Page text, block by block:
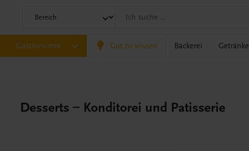
Gastronomie Gut zu wissen Bäckerei Getränke
Desserts – Konditorei und Patisserie